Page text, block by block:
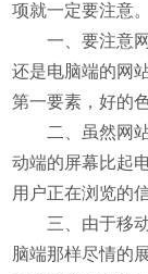
项就一定要注意。
一、要注意网
还是电脑端的网
第一要素，好的
二、虽然网站
动端的屏幕比起
用户正在浏览的
三、由于移动
脑端那样尽情的